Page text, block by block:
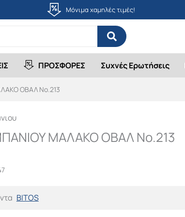
Μόνιμα χαμηλές τιμές!
ΠΡΟΣΦΟΡΕΣ Συχνές Ερωτήσεις
ΟΒΑΛ Νο.213
ΜΑΛΑΚΟ ΟΒΑΛ Νο.213
BITOS